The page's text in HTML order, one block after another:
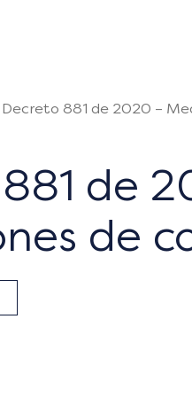
Decreto 881 de 2020 –
de
de